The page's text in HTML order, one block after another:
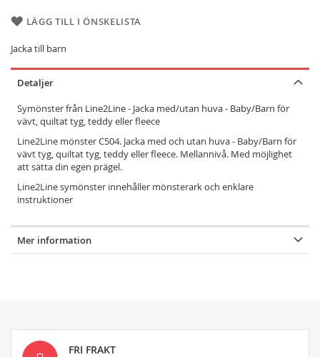
LÄGG TILL I ÖNSKELISTA
Jacka till barn
Detaljer
Symönster från Line2Line - Jacka med/utan huva - Baby/Barn för
vävt, quiltat tyg, teddy eller fleece
Line2Line mönster C504. Jacka med och utan huva - Baby/Barn för
vävt tyg, quiltat tyg, teddy eller fleece. Mellannivå. Med möjlighet
att sätta din egen prägel.
Line2Line symönster innehåller mönsterark och enklare
instruktioner
Mer information
FRI FRAKT